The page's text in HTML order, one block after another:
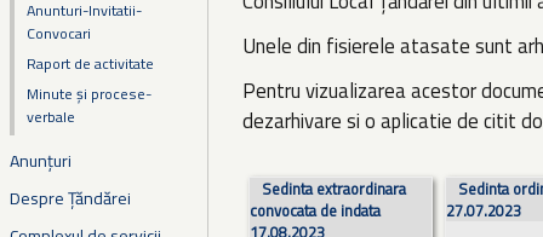
Anunturi-Invitatii-
Convocari
Raport de activitate
Minute și procese-
verbale
Anunțuri
Despre Țăndărei
Unele din fisierele atasate sunt
Pentru vizualizarea acestor
dezarhivare si o aplicatie de citit
Sedinta extraordinara
convocata de indata
Sedinta
27.07.2023
Pagini